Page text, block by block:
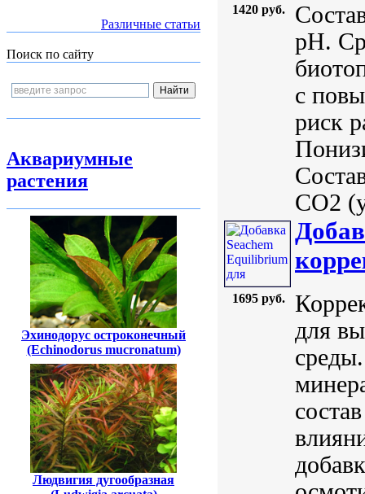
Различные статьи
Поиск по сайту
Аквариумные
растения
Эхинодорус остроконечный
(Echinodorus mucronatum)
Людвигия дугообразная
1420 руб.
pH.
с
риск
CO2
1695 руб.
для